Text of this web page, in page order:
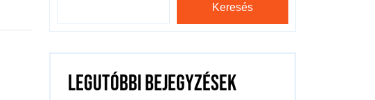
Keresés
Legutóbbi bejegyzések